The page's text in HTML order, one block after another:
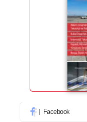
Facebook